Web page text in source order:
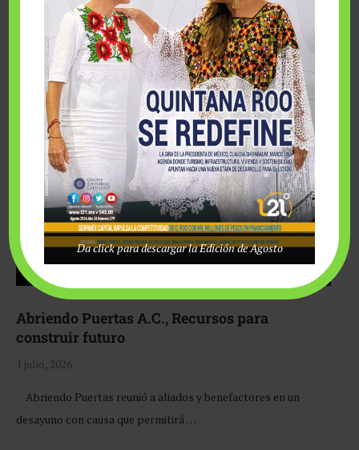
Fairmont Mayakoba y Make-A-Wish México unieron
esfuerzos para hacer realidad el deseo de una …
Abriendo Puertas A.C., Recursos para
construir futuro
1 julio, 2026
Abriendo Puertas reunió a aliados y benefactores en un
desayuno con causa que permitirá …
Da click para descargar la Edición de Agosto